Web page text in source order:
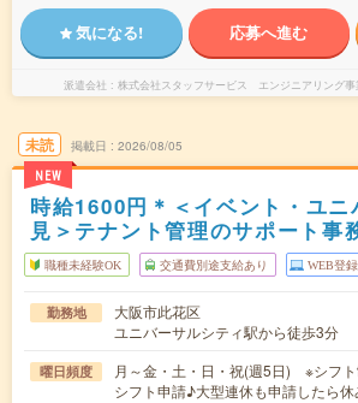
気になる! 応募へ進む
派遣会社 株式会社スタッフサービス エンジニアリング事
未読
NEW
掲載日 2026/08/05
時給1600円＊＜イベント・ユ
見＞テナント管理のサポート事
職種未経験OK 交通費別途支給あり WEB登
勤務地
大阪市此花区
ユニバーサルシティ駅から徒歩3分
曜日頻度
月～金・土・日・祝(週5日) ※シフ
シフト申請♪大型連休も申請したら休